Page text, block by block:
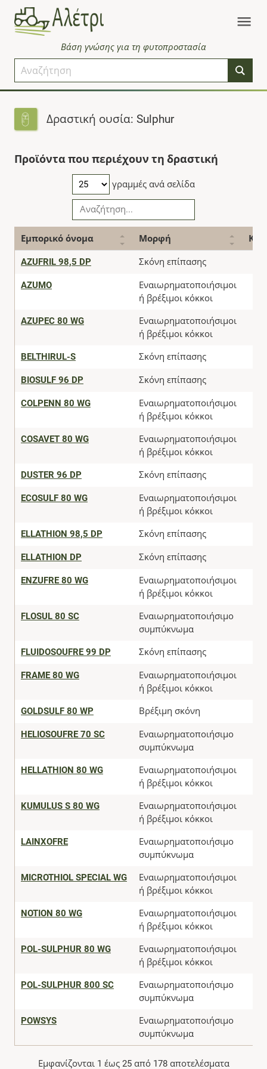
Βάση γνώσης για τη φυτοπροστασία
Δραστική ουσία: Sulphur
Προϊόντα που περιέχουν τη δραστική
γραμμές ανά σελίδα
Εμπορικό όνομα Μορφή
AZUFRIL 98,5 DP Σκόνη επίπασης
AZUMO
Εναιωρηματοποιήσιμοι
ή βρέξιμοι κόκκοι
AZUPEC 80 WG
Εναιωρηματοποιήσιμοι
ή βρέξιμοι κόκκοι
BELTHIRUL-S Σκόνη επίπασης
BIOSULF 96 DP Σκόνη επίπασης
COLPENN 80 WG
Εναιωρηματοποιήσιμοι
ή βρέξιμοι κόκκοι
COSAVET 80 WG
Εναιωρηματοποιήσιμοι
ή βρέξιμοι κόκκοι
DUSTER 96 DP Σκόνη επίπασης
ECOSULF 80 WG
Εναιωρηματοποιήσιμοι
ή βρέξιμοι κόκκοι
ELLATHION 98,5 DP Σκόνη επίπασης
ELLATHION DP Σκόνη επίπασης
ENZUFRE 80 WG
Εναιωρηματοποιήσιμοι
ή βρέξιμοι κόκκοι
FLOSUL 80 SC
Εναιωρηματοποιήσιμο
συμπύκνωμα
FLUIDOSOUFRE 99 DP Σκόνη επίπασης
FRAME 80 WG
Εναιωρηματοποιήσιμοι
ή βρέξιμοι κόκκοι
GOLDSULF 80 WP Βρέξιμη σκόνη
HELIOSOUFRE 70 SC
Εναιωρηματοποιήσιμο
συμπύκνωμα
HELLATHION 80 WG
Εναιωρηματοποιήσιμοι
ή βρέξιμοι κόκκοι
KUMULUS S 80 WG
Εναιωρηματοποιήσιμοι
ή βρέξιμοι κόκκοι
LAINXOFRE
Εναιωρηματοποιήσιμο
συμπύκνωμα
MICROTHIOL SPECIAL WG
Εναιωρηματοποιήσιμοι
ή βρέξιμοι κόκκοι
NOTION 80 WG
Εναιωρηματοποιήσιμοι
ή βρέξιμοι κόκκοι
POL-SULPHUR 80 WG
Εναιωρηματοποιήσιμοι
ή βρέξιμοι κόκκοι
POL-SULPHUR 800 SC
Εναιωρηματοποιήσιμο
συμπύκνωμα
POWSYS
Εναιωρηματοποιήσιμο
συμπύκνωμα
Εμφανίζονται 1 έως 25 από 178 αποτελέσματα